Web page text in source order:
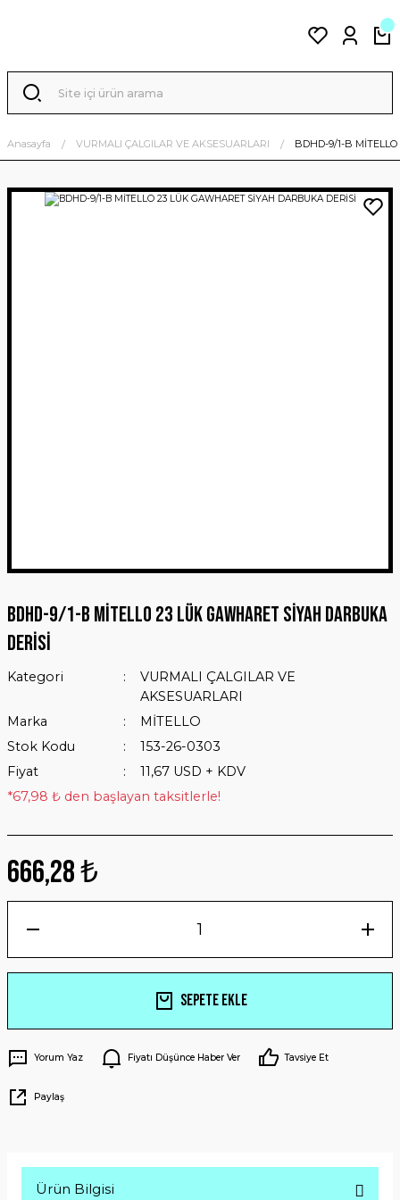
Anasayfa VURMALI ÇALGILAR VE AKSESUARLARI BDHD-9/1-B
BDHD-9/1-B MİTELLO 23 LÜK GAWHARET SİYAH DARBUKA
DERİSİ
Kategori
VURMALI ÇALGILAR VE
AKSESUARLARI
Marka
MİTELLO
Stok Kodu
153-26-0303
Fiyat
11,67 USD + KDV
*67,98 ₺ den başlayan taksitlerle!
666,28 ₺
Sepete Ekle
Yorum Yaz Fiyatı Düşünce Haber Ver Tavsiye Et
Paylaş
Ürün Bilgisi